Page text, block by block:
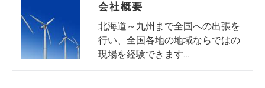
会社概要
北海道～九州まで全国への出張を
行い、全国各地の地域ならではの
現場を経験できます…